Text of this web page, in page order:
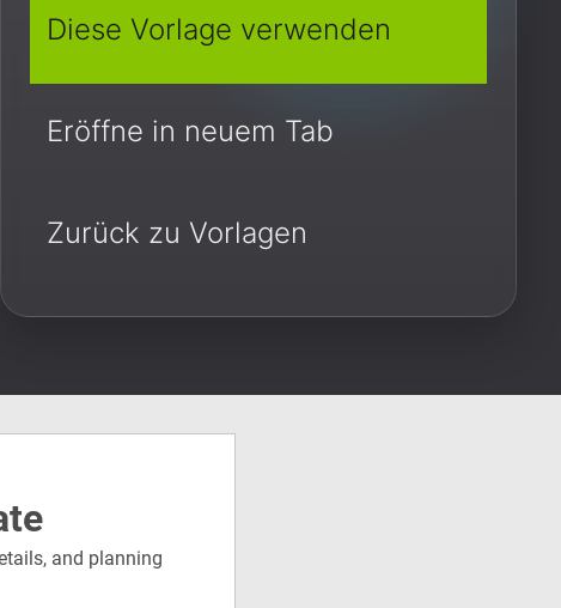
Diese Vorlage verwenden
Eröffne in neuem Tab
Zurück zu Vorlagen